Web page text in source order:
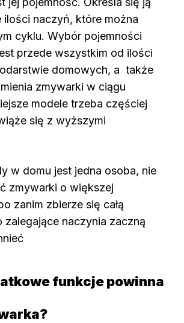
ilości naczyń, które można
cyklu. Wybór pojemności
przede wszystkim od ilości
domowych, a także
zmywarki w ciągu
modele trzeba częściej
się z wyższymi
w domu jest jedna osoba, nie
zmywarki o większej
zanim zbierze się całą
zalegające naczynia zaczną
funkcje powinna